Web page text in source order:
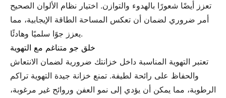
تعزز أيضًا شعورًا بالهدوء والتوازن. اختيار نظام الألوان الصحيح
أمر ضروري لضمان أن تعكس المساحة الطاقة الإيجابية، مما
يعزز جوًا سلميًا وهادئًا.
خلق جو متناغم مع التهوية
تعتبر التهوية المناسبة داخل خزانتك ضرورية لضمان الانتعاش
والحفاظ على رائحة لطيفة. تمنع خزانة جيدة التهوية تراكم
الرطوبة، مما يمكن أن يؤدي إلى نمو العفن وروائح غير مرغوبة،